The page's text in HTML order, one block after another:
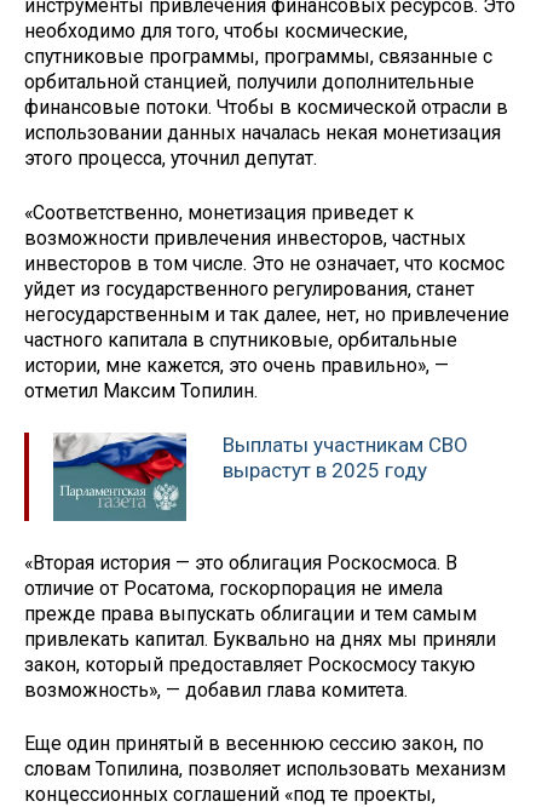
инструменты привлечения финансовых ресурсов. Это
необходимо для того, чтобы космические,
спутниковые программы, программы, связанные с
орбитальной станцией, получили дополнительные
финансовые потоки. Чтобы в космической отрасли в
использовании данных началась некая монетизация
этого процесса, уточнил депутат.
«Соответственно, монетизация приведет к
возможности привлечения инвесторов, частных
инвесторов в том числе. Это не означает, что космос
уйдет из государственного регулирования, станет
негосударственным и так далее, нет, но привлечение
частного капитала в спутниковые, орбитальные
истории, мне кажется, это очень правильно», —
отметил Максим Топилин.
Выплаты участникам СВО
вырастут в 2025 году
«Вторая история — это облигация Роскосмоса. В
отличие от Росатома, госкорпорация не имела
прежде права выпускать облигации и тем самым
привлекать капитал. Буквально на днях мы приняли
закон, который предоставляет Роскосмосу такую
возможность», — добавил глава комитета.
Еще один принятый в весеннюю сессию закон, по
словам Топилина, позволяет использовать механизм
концессионных соглашений «под те проекты,